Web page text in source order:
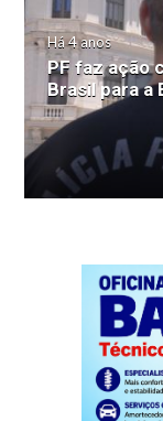
Há 4 anos
PF faz ação
Brasil para a